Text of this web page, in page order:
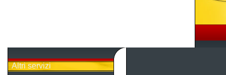
Altri servizi